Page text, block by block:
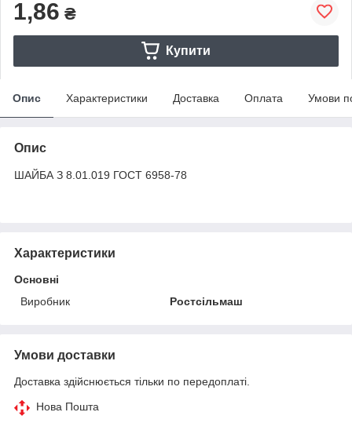
1,86 ₴
Купити
Опис Характеристики Доставка Оплата Умови
Опис
ШАЙБА З 8.01.019 ГОСТ 6958-78
Характеристики
Основні
Виробник
Ростсільмаш
Умови доставки
Доставка здійснюється тільки по передоплаті.
Нова Пошта